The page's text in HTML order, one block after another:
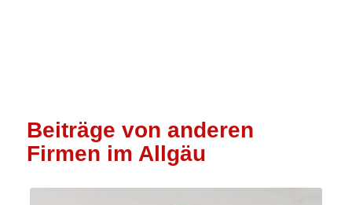
Beiträge von anderen
Firmen im Allgäu